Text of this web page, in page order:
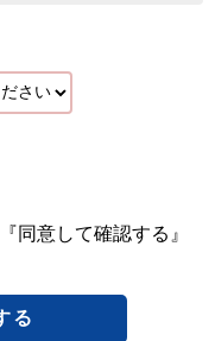
同意して確認する』
る